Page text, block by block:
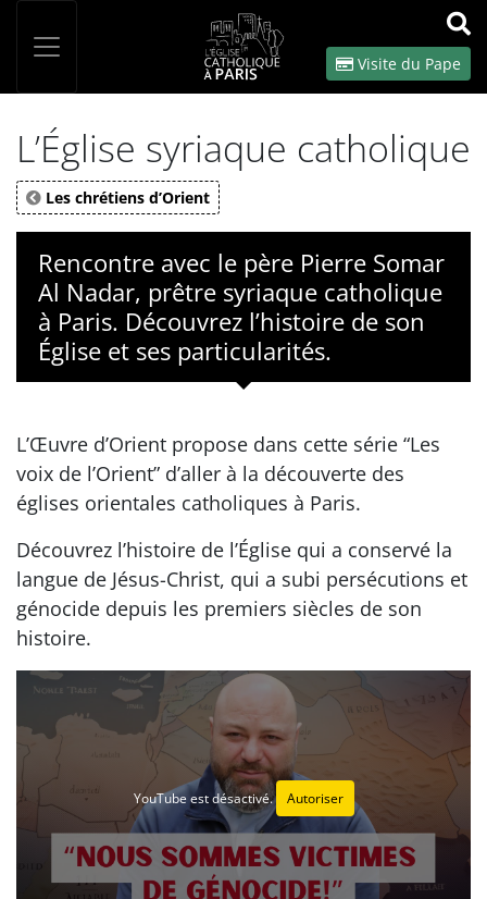
OK
Visite du Pape
L’Église syriaque catholique
Les chrétiens d’Orient
Rencontre avec le père Pierre Somar
Al Nadar, prêtre syriaque catholique
à Paris. Découvrez l’histoire de son
Église et ses particularités.
L’Œuvre d’Orient propose dans cette série “Les
voix de l’Orient” d’aller à la découverte des
églises orientales catholiques à Paris.
Découvrez l’histoire de l’Église qui a conservé la
langue de Jésus-Christ, qui a subi persécutions et
génocide depuis les premiers siècles de son
histoire.
YouTube est désactivé. Autoriser
Panneau de gestion des cookies